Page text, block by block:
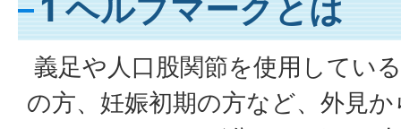
1 ヘルプマークとは
義足や人口股関節を使用してい
の方、妊娠初期の方など、外見